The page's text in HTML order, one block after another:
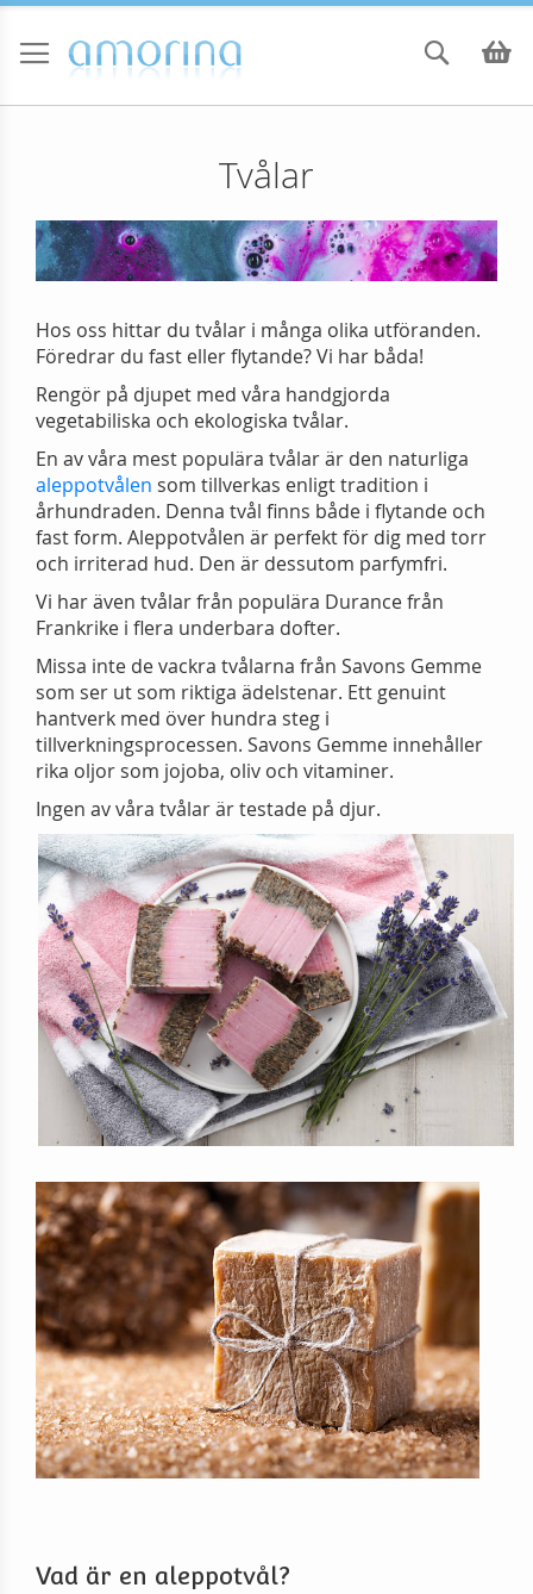
to
Content
Sök
Tvålar
Hos oss hittar du tvålar i många olika utföranden.
Föredrar du fast eller flytande? Vi har båda!
Rengör på djupet med våra handgjorda
vegetabiliska och ekologiska tvålar.
En av våra mest populära tvålar är den naturliga
aleppotvålen som tillverkas enligt tradition i
århundraden. Denna tvål finns både i flytande och
fast form. Aleppotvålen är perfekt för dig med torr
och irriterad hud. Den är dessutom parfymfri.
Vi har även tvålar från populära Durance från
Frankrike i flera underbara dofter.
Missa inte de vackra tvålarna från Savons Gemme
som ser ut som riktiga ädelstenar. Ett genuint
hantverk med över hundra steg i
tillverkningsprocessen. Savons Gemme innehåller
rika oljor som jojoba, oliv och vitaminer.
Ingen av våra tvålar är testade på djur.
Vad är en aleppotvål?